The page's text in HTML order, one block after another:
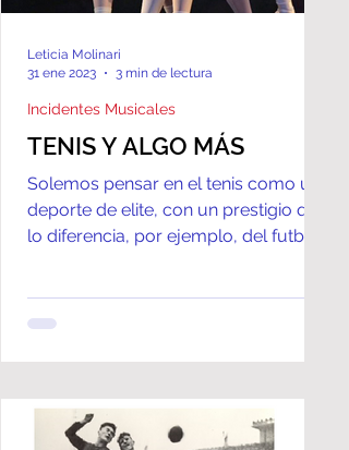
TENIS Y ALGO MÁS
Solemos pensar en el tenis como un
deporte de elite, con un prestigio que
lo diferencia, por ejemplo, del futbol;
Incidentes Musicales
Leticia Molinari
31 ene 2023
3 min de lectura